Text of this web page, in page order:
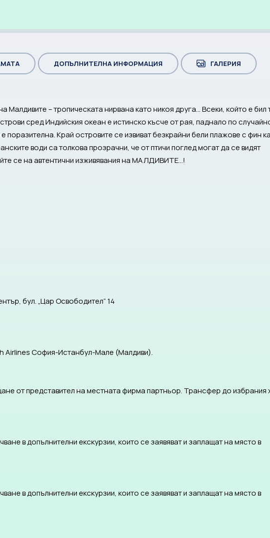
ДОПЪЛНИТЕЛНА ИНФОРМАЦИЯ ГАЛЕРИЯ
– тропическата нирвана като никоя друга… Всеки, който е бил
сред Индийския океан е истинско късче от рая, паднало по
поразителна. Край островите се извиват безкрайни бели плажове с фин
води са толкова прозрачни, че от птичи поглед могат да се видят
се на автентични изживявания на МАЛДИВИТЕ…!
бул. „Цар Освободител“ 14
Airlines София-Истанбул-Малe (Малдиви).
от представител на местната фирма партньор. Трансфер до избрания
в допълнителни екскурзии, които се заявяват и заплащат на място в
в допълнителни екскурзии, които се заявяват и заплащат на място в